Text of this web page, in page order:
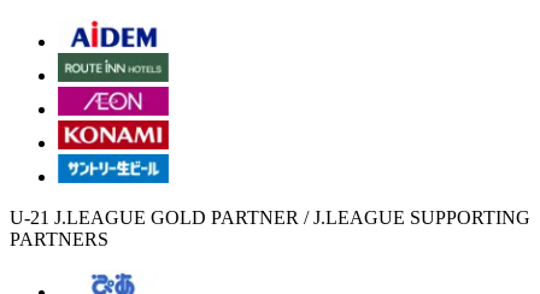
U-21 J.LEAGUE GOLD PARTNER / J.LEAGUE SUPPORTING
PARTNERS